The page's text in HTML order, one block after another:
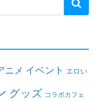
ニメ イベント エロい
グッズ コラボカフェ